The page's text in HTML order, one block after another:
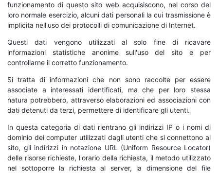
funzionamento di questo sito web acquisiscono, nel corso del
loro normale esercizio, alcuni dati personali la cui trasmissione è
implicita nell'uso dei protocolli di comunicazione di Internet.
Questi dati vengono utilizzati al solo fine di ricavare
informazioni statistiche anonime sull'uso del sito e per
controllarne il corretto funzionamento.
Si tratta di informazioni che non sono raccolte per essere
associate a interessati identificati, ma che per loro stessa
natura potrebbero, attraverso elaborazioni ed associazioni con
dati detenuti da terzi, permettere di identificare gli utenti.
In questa categoria di dati rientrano gli indirizzi IP o i nomi di
dominio dei computer utilizzati dagli utenti che si connettono al
sito, gli indirizzi in notazione URL (Uniform Resource Locator)
delle risorse richieste, l'orario della richiesta, il metodo utilizzato
nel sottoporre la richiesta al server, la dimensione del file